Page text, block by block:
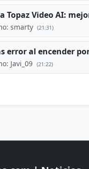
Topaz Video AI:
smarty (21:31)
error al encender
Javi_09 (21:22)